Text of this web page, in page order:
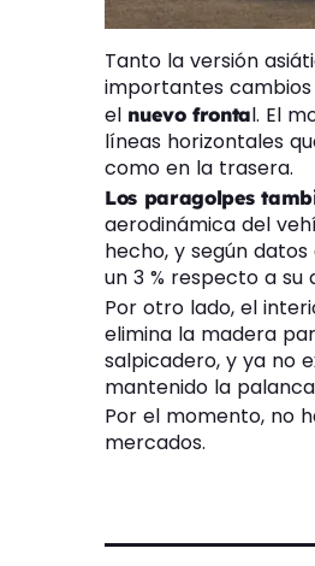
Tanto la versión
importantes cambios
el nuevo frontal. El
líneas horizontales
como en la trasera.
Los paragolpes
aerodinámica del
hecho, y según
un 3 % respecto a su
Por otro lado, el
elimina la madera
salpicadero, y ya no
mantenido la
Por el momento, no
mercados.